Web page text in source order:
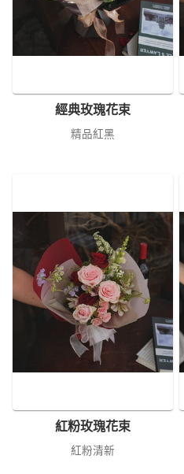
經典玫瑰花束
精品紅黑
紅粉玫瑰花束
紅粉清新